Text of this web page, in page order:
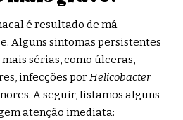
é resultado de má
Alguns sintomas persistentes
sérias, como úlceras,
infecções porHelicobacter
A seguir, listamos alguns
atenção imediata: